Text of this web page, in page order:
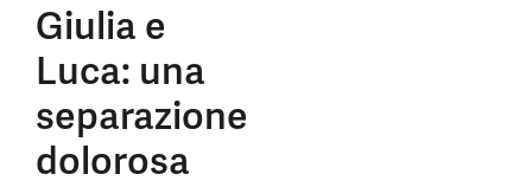
Giulia e
Luca: una
separazione
dolorosa